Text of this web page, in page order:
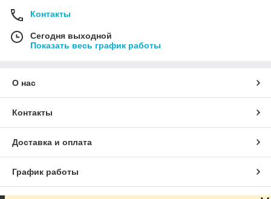
Контакты
Сегодня выходной
Показать весь график работы
О нас
Контакты
Доставка и оплата
График работы